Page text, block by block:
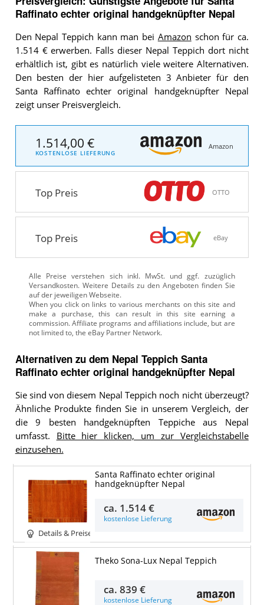
Raffinato echter original handgeknüpfter Nepal
Den Nepal Teppich kann man bei Amazon schon für ca.
1.514 € erwerben. Falls dieser Nepal Teppich dort nicht
erhältlich ist, gibt es natürlich viele weitere Alternativen.
Den besten der hier aufgelisteten 3 Anbieter für den
Santa Raffinato echter original handgeknüpfter Nepal
zeigt unser Preisvergleich.
1.514,00 €
KOSTENLOSE LIEFERUNG
Amazon
Top Preis OTTO
Top Preis eBay
Alle Preise verstehen sich inkl. MwSt. und ggf. zuzüglich
Versandkosten. Weitere Details zu den Angeboten finden Sie
auf der jeweiligen Webseite.
Alternativen zu dem Nepal Teppich Santa
Raffinato echter original handgeknüpfter Nepal
Sie sind von diesem Nepal Teppich noch nicht überzeugt?
Ähnliche Produkte finden Sie in unserem Vergleich, der
die 9 besten handgeknüpften Teppiche aus Nepal
umfasst. Bitte hier klicken, um zur Vergleichstabelle
einzusehen.
Details & Preise
Santa Raffinato echter original
handgeknüpfter Nepal
ca. 1.514 €
kostenlose Lieferung
Theko Sona-Lux Nepal Teppich
ca.839 €
kostenlose Lieferung